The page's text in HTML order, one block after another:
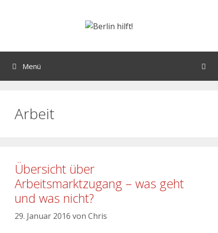
Menü
Arbeit
Übersicht über
Arbeitsmarktzugang – was geht
und was nicht?
29. Januar 2016 von Chris